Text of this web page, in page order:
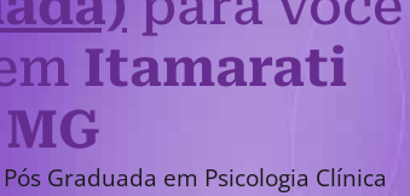
Itamarati
Graduada em Psicologia Clínica